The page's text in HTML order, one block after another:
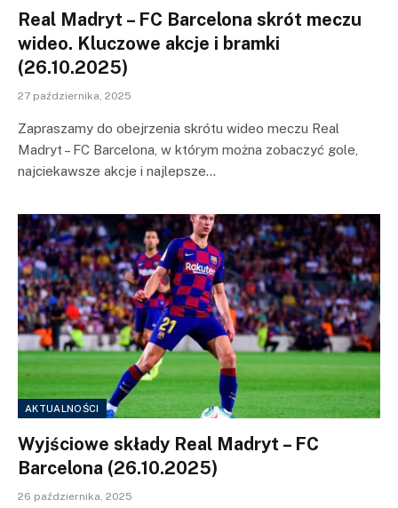
Real Madryt – FC Barcelona skrót meczu
wideo. Kluczowe akcje i bramki
(26.10.2025)
27 października, 2025
Zapraszamy do obejrzenia skrótu wideo meczu Real
Madryt – FC Barcelona, w którym można zobaczyć gole,
najciekawsze akcje i najlepsze…
AKTUALNOŚCI
Wyjściowe składy Real Madryt – FC
Barcelona (26.10.2025)
26 października, 2025